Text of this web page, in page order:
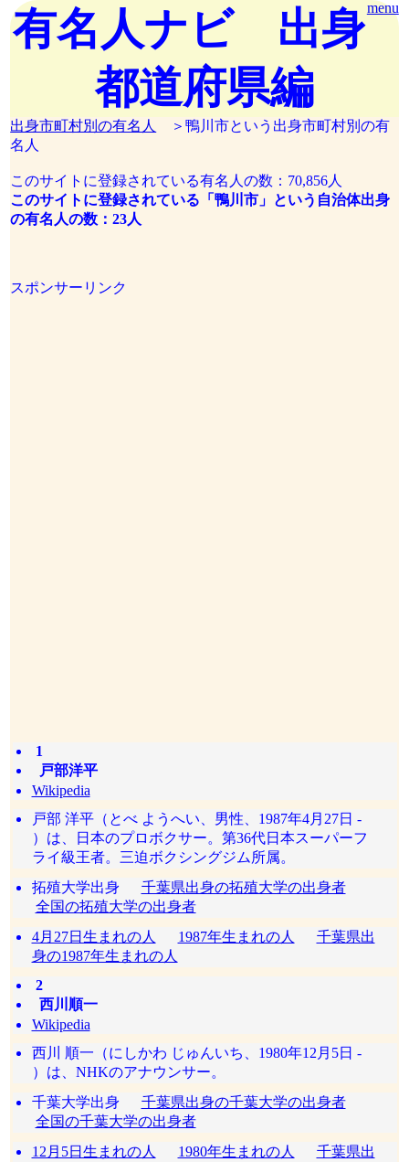
menu
有名人ナビ 出身
都道府県編
出身市町村別の有名人
＞鴨川市という出身市町村別の有
名人
このサイトに登録されている有名人の数：70,856人
このサイトに登録されている「鴨川市」という自治体出身
の有名人の数：23人
スポンサーリンク
1
戸部洋平
Wikipedia
戸部 洋平（とべ ようへい、男性、1987年4月27日 -
）は、日本のプロボクサー。第36代日本スーパーフ
ライ級王者。三迫ボクシングジム所属。
拓殖大学出身 千葉県出身の拓殖大学の出身者
全国の拓殖大学の出身者
4月27日生まれの人
1987年生まれの人
千葉県出
身の1987年生まれの人
2
西川順一
Wikipedia
西川 順一（にしかわ じゅんいち、1980年12月5日 -
）は、NHKのアナウンサー。
千葉大学出身 千葉県出身の千葉大学の出身者
全国の千葉大学の出身者
12月5日生まれの人
1980年生まれの人
千葉県出